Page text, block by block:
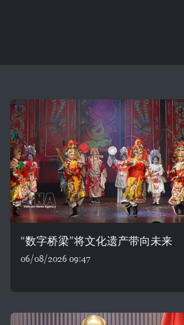
“数字桥梁”将文化遗产带向未来
06/08/2026 09:47